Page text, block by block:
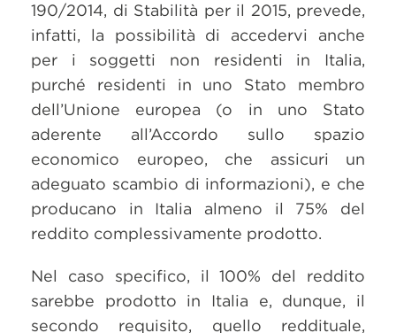
190/2014, di Stabilità per il 2015, prevede,
infatti, la possibilità di accedervi anche
per i soggetti non residenti in Italia,
purché residenti in uno Stato membro
dell’Unione europea (o in uno Stato
aderente all’Accordo sullo spazio
economico europeo, che assicuri un
adeguato scambio di informazioni), e che
producano in Italia almeno il 75% del
reddito complessivamente prodotto.
Nel caso specifico, il 100% del reddito
sarebbe prodotto in Italia e, dunque, il
secondo requisito, quello reddituale,